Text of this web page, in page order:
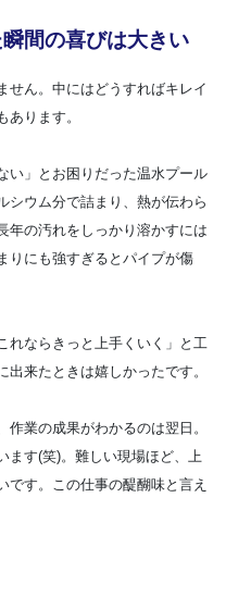
間の喜びは大きい
せん。中にはどうすればキレイ
ります。
い」とお困りだった温水プール
シウム分で詰まり、熱が伝わら
年の汚れをしっかり溶かすには
りにも強すぎるとパイプが傷
れならきっと上手くいく」と工
来たときは嬉しかったです。
業の成果がわかるのは翌日。
ます(笑)。難しい現場ほど、上
です。この仕事の醍醐味と言え